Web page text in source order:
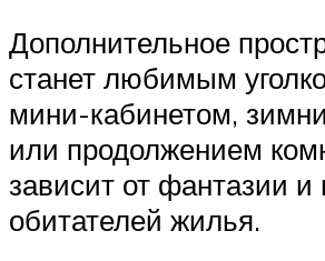
Дополнительное
станет любимым
мини-кабинетом,
или продолжением
зависит от фантазии и
обитателей жилья.